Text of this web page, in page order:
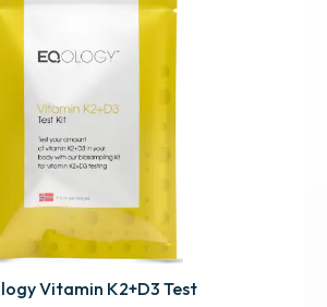
Vitamin K2+D3 Test